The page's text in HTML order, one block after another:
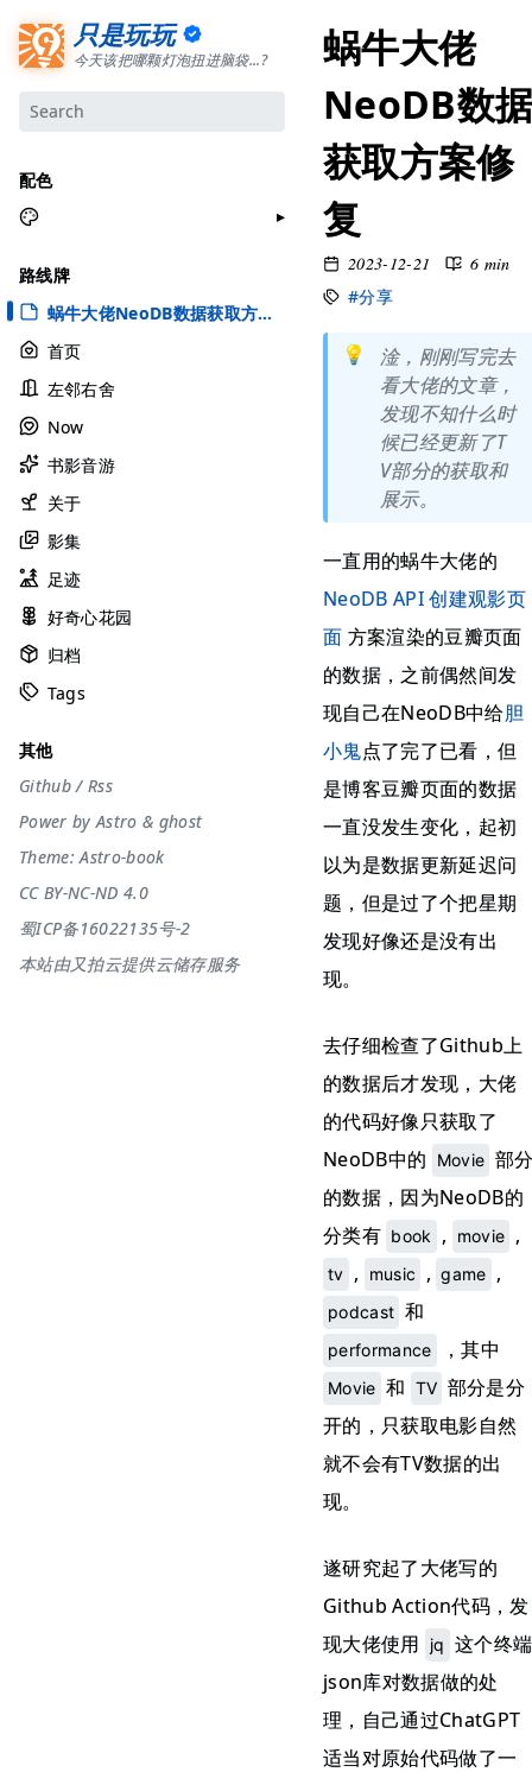
只是玩玩
今天该把哪颗灯泡扭进脑袋...?
配色
极夜黑
雅余黄
昱行粉
她的蓝
莫比乌斯
香草绿
自适应
路线牌
蜗牛大佬NeoDB数据获取方案修复
首页
左邻右舍
Now
书影音游
关于
影集
足迹
好奇心花园
归档
Tags
其他
Github/ Rss
Power byAstro & ghost
Theme:Astro-book
CC BY-NC-ND 4.0
蜀ICP备16022135号-2
本站由又拍云提供云储存服务
蜗牛大佬
NeoDB数
获取方案修
复
2023-12-21
6 min
#分享
💡
淦，刚刚写完去
看大佬的文章，
发现不知什么时
候已经更新了T
V部分的获取和
展示。
一直用的蜗牛大佬的
NeoDB API 创建观影页
面 方案渲染的豆瓣页面
的数据，之前偶然间发
现自己在NeoDB中给胆
小鬼点了完了已看，但
是博客豆瓣页面的数据
一直没发生变化，起初
以为是数据更新延迟问
题，但是过了个把星期
发现好像还是没有出
现。
去仔细检查了Github上
的数据后才发现，大佬
的代码好像只获取了
NeoDB中的
Movie 部
的数据，因为NeoDB的
分类有 book , movie ,
tv , music , game ,
podcast 和
performance ，其中
Movie 和 TV 部分是分
开的，只获取电影自然
就不会有TV数据的出
现。
遂研究起了大佬写的
Github Action代码，发
现大佬使用 jq 这个终端
json库对数据做的处
理，自己通过ChatGPT
适当对原始代码做了一